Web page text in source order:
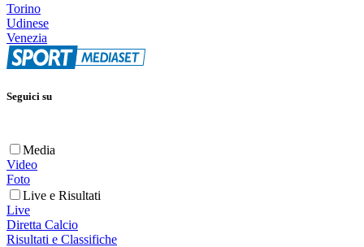
Torino
Udinese
Venezia
Seguici su
Media
Video
Foto
Live e Risultati
Live
Diretta Calcio
Risultati e Classifiche